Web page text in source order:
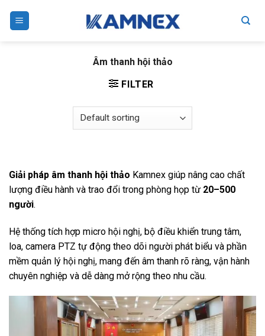
Âm thanh hội thảo
FILTER
Giải pháp âm thanh hội thảo Kamnex giúp nâng cao chất
lượng điều hành và trao đổi trong phòng họp từ 20–500
người.
Hệ thống tích hợp micro hội nghị, bộ điều khiển trung tâm,
loa, camera PTZ tự động theo dõi người phát biểu và phần
mềm quản lý hội nghị, mang đến âm thanh rõ ràng, vận hành
chuyên nghiệp và dễ dàng mở rộng theo nhu cầu.